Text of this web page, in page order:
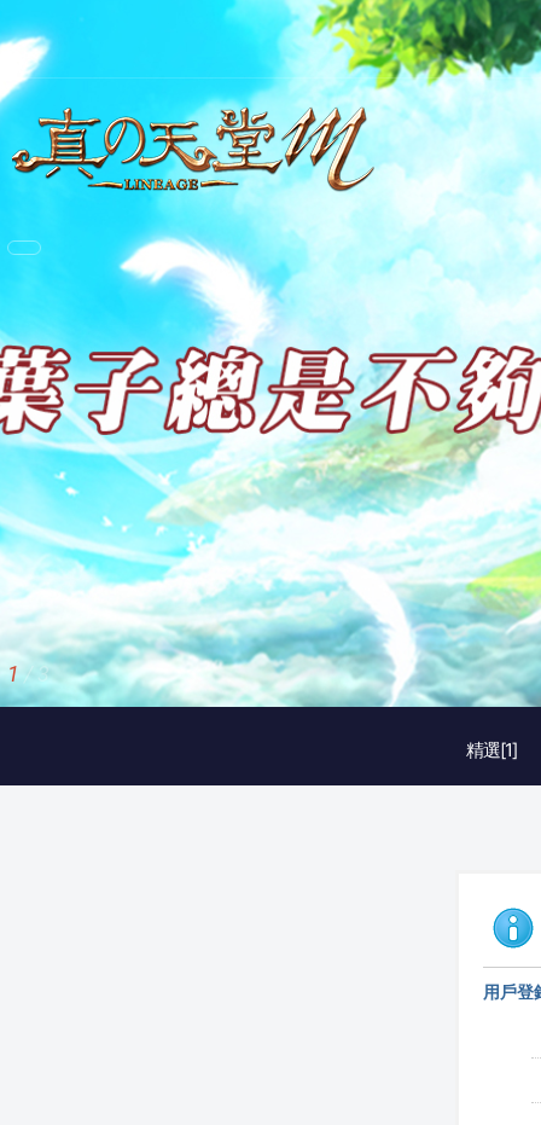
精選[1]
1 / 3
用戶登